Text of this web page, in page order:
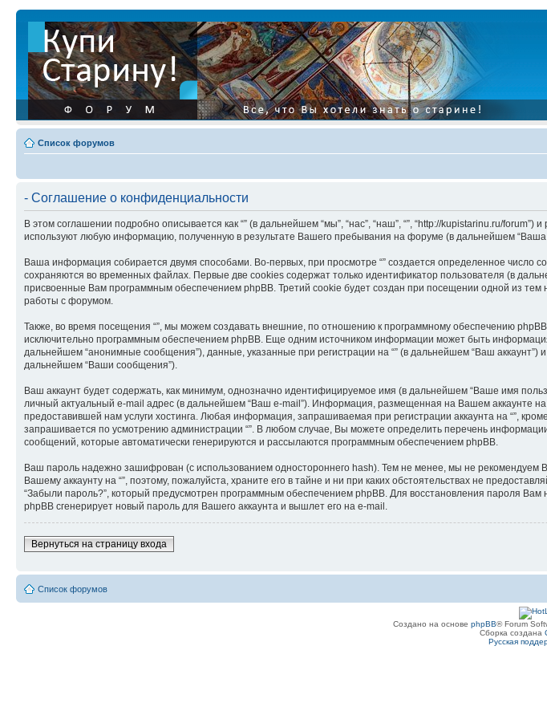
Список форумов
- Соглашение о конфиденциальности
В этом соглашении подробно описывается как “” (в дальнейшем “мы”, “нас”, “наш”, “”, “http://kupistarinu.ru/forum”)
используют любую информацию, полученную в результате Вашего пребывания на форуме (в дальнейшем
Ваша информация собирается двумя способами. Во-первых, при просмотре “” создается определенное
сохраняются во временных файлах. Первые две cookies содержат только идентификатор пользователя (в
присвоенные Вам программным обеспечением phpBB. Третий cookie будет создан при посещении одной из
работы с форумом.
Также, во время посещения “”, мы можем создавать внешние, по отношению к программному обеспечению
исключительно программным обеспечением phpBB. Еще одним источником информации может быть
дальнейшем “анонимные сообщения”), данные, указанные при регистрации на “” (в дальнейшем “Ваш
дальнейшем “Ваши сообщения”).
Ваш аккаунт будет содержать, как минимум, однозначно идентифицируемое имя (в дальнейшем “Ваше имя
личный актуальный e-mail адрес (в дальнейшем “Ваш e-mail”). Информация, размещенная на Вашем аккаунте
предоставившей нам услуги хостинга. Любая информация, запрашиваемая при регистрации аккаунта на “”,
запрашивается по усмотрению администрации “”. В любом случае, Вы можете определить перечень
сообщений, которые автоматически генерируются и рассылаются программным обеспечением phpBB.
Ваш пароль надежно зашифрован (с использованием одностороннего hash). Тем не менее, мы не рекомендуем
Вашему аккаунту на “”, поэтому, пожалуйста, храните его в тайне и ни при каких обстоятельствах не
“Забыли пароль?”, который предусмотрен программным обеспечением phpBB. Для восстановления пароля
phpBB сгенерирует новый пароль для Вашего аккаунта и вышлет его на e-mail.
Вернуться на страницу входа
Список форумов
Создано на основе phpBB® Forum
Сборка создана
Русская